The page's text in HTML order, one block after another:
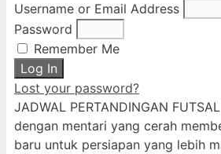
Username or Email Address
Password
Remember Me
Log In
Lost your password?
JADWAL PERTANDINGAN
dengan mentari yang cerah
baru untuk persiapan yang lebih